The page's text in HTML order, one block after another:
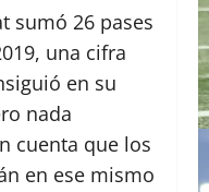
sumó 26 pases
una cifra
en su
nada
cuenta que los
en ese mismo